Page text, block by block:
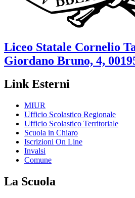
Liceo Statale Cornelio
Giordano Bruno, 4,
Link Esterni
MIUR
Ufficio Scolastico Regionale
Ufficio Scolastico Territoriale
Scuola in Chiaro
Iscrizioni On Line
Invalsi
Comune
La Scuola